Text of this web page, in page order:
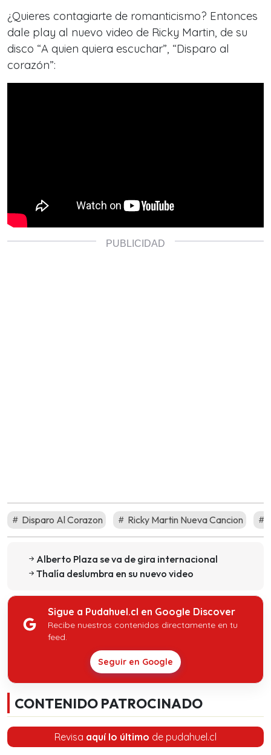
¿Quieres contagiarte de romanticismo? Entonces
dale play al nuevo video de Ricky Martin, de su
disco “A quien quiera escuchar”, “Disparo al
corazón”:
Disparo Al Corazon Ricky Martin Nueva Cancion
Alberto Plaza se va de gira internacional
Thalía deslumbra en su nuevo video
Sigue a Pudahuel.cl en Google Discover
Recibe nuestros contenidos directamente en tu
feed.
Seguir en Google
CONTENIDO PATROCINADO
Revisa aquí lo último de pudahuel.cl